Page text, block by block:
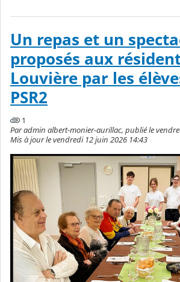
Un repas et un
proposés aux
Louvière par les
PSR2
1
Par admin albert-monier-aurillac, publié le
Mis à jour le vendredi 12 juin 2026 14:43